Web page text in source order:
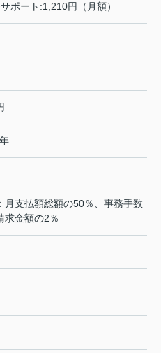
ポート:1,210円（月額）
月支払額総額の50％、事務手数
求金額の2％